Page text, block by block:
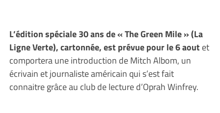
L’édition spéciale 30 ans de « The Green Mile » (La
Ligne Verte), cartonnée, est prévue pour le 6 aout et
comportera une introduction de Mitch Albom, un
écrivain et journaliste américain qui s’est fait
connaitre grâce au club de lecture d’Oprah Winfrey.